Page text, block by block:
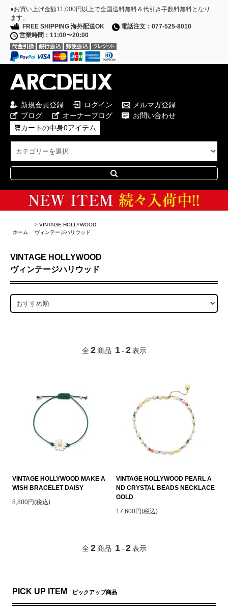
●お買い上げ金額11,000円以上で全国送料無料＆代引き手数料無料となり
ます。
FREE SHIPPING 海外配送OK
電話注文：077-525-8010
営業時間：11:00〜20:00
新規会員登録 ログイン
メルマガ登録
ブログ
オーナーブログ
お問い合わせ
カートの中身0アイテム
ホーム
> VINTAGE HOLLYWOOD
ヴィンテージハリウッド
VINTAGE HOLLYWOOD
ヴィンテージハリウッド
全 2 商品 1 - 2 表示
VINTAGE HOLLYWOOD MAKE A
WISH BRACELET DAISY
8,800円(税込)
VINTAGE HOLLYWOOD PEARL A
ND CRYSTAL BEADS NECKLACE
GOLD
17,600円(税込)
全 2 商品 1 - 2 表示
PICK UP ITEM ピックアップ商品